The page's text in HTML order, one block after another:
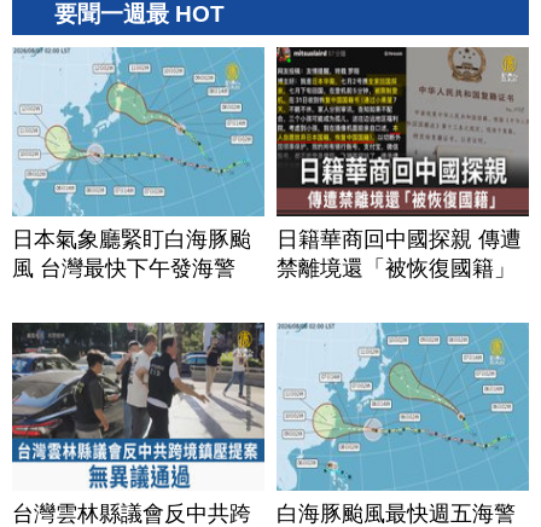
要聞一週最 HOT
日本氣象廳緊盯白海豚颱
風 台灣最快下午發海警
日籍華商回中國探親 傳遭
禁離境還「被恢復國籍」
台灣雲林縣議會反中共跨
白海豚颱風最快週五海警